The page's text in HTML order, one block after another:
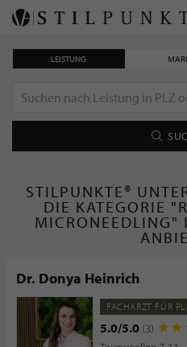
LEISTUNG
STILPUNKTE®
DIE KATEGORIE
MICRONEEDLING"
Dr. Donya Heinrich
FACHARZT FÜR
5.0/5.0 (3)